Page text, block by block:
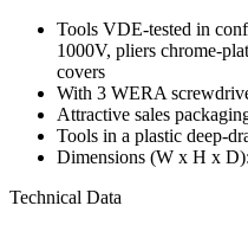
Tools VDE-tested in
1000V, pliers chrome-
covers
With 3 WERA
Attractive sales
Tools in a plastic deep-
Dimensions (W x H x
Technical Data